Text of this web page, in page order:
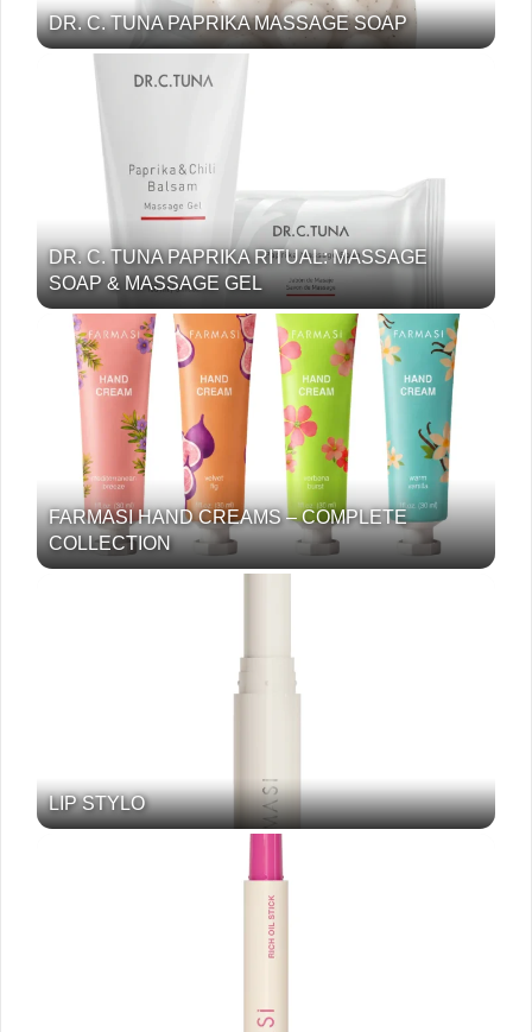
DR. C. TUNA PAPRIKA MASSAGE SOAP
DR. C. TUNA PAPRIKA RITUAL: MASSAGE
SOAP & MASSAGE GEL
FARMASI HAND CREAMS – COMPLETE
COLLECTION
LIP STYLO